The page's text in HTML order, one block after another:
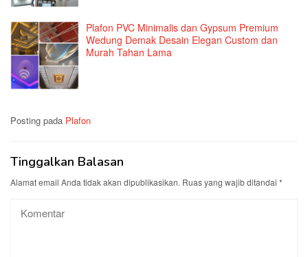
Plafon PVC Minimalis dan Gypsum Premium
Wedung Demak Desain Elegan Custom dan
Murah Tahan Lama
Posting pada Plafon
Tinggalkan Balasan
Alamat email Anda tidak akan dipublikasikan. Ruas yang wajib ditandai *